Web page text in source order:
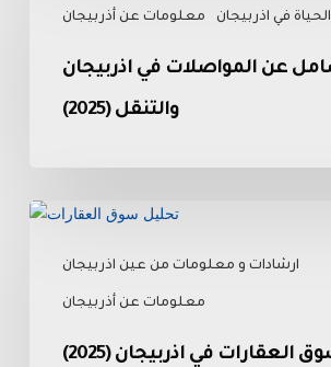
معلومات عن أذربيجان الحياة في اذربيجان
اذربيجان
عن المواصلات في اذربيجان
والتنقل (2025)
ارشادات و معلومات من عين اذربيجان
معلومات عن أذربيجان
تحليل
العقارات
(2025)
العقارات في اذربيجان (2025)